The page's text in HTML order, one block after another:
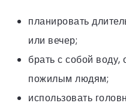
планировать
или вечер;
брать с собой воду,
пожилым людям;
использовать